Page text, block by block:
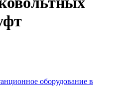
оборудование в